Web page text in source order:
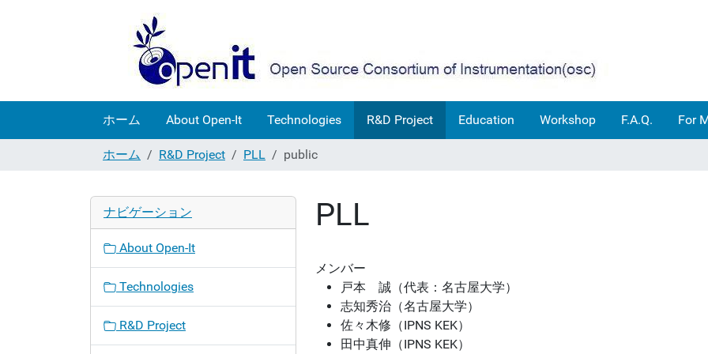
ホーム About Open-It Technologies R&D Project Education Workshop F.A.Q. For
ホーム R&D Project PLL public
PLL
メンバー
戸本 誠（代表：名古屋大学）
志知秀治（名古屋大学）
佐々木修（IPNS KEK）
田中真伸（IPNS KEK）
ナビゲーション
About Open-It
Technologies
R&D Project